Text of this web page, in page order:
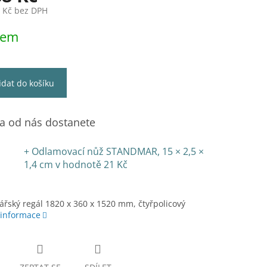
bez DPH
do košíku
od nás dostanete
+ Odlamovací nůž STANDMAR, 15 × 2,5 ×
1,4 cm v hodnotě 21 Kč
regál 1820 x 360 x 1520 mm, čtyřpolicový